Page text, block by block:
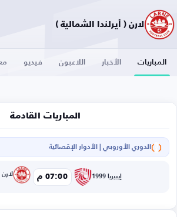
لارن ( أيرلندا الشمالية )
المباريات الأخبار اللاعبون فيديو
المباريات القادمة
الدوري الأوروبي | الأدوار الإقصائية
إيبيريا 1999 07:00 م لارن